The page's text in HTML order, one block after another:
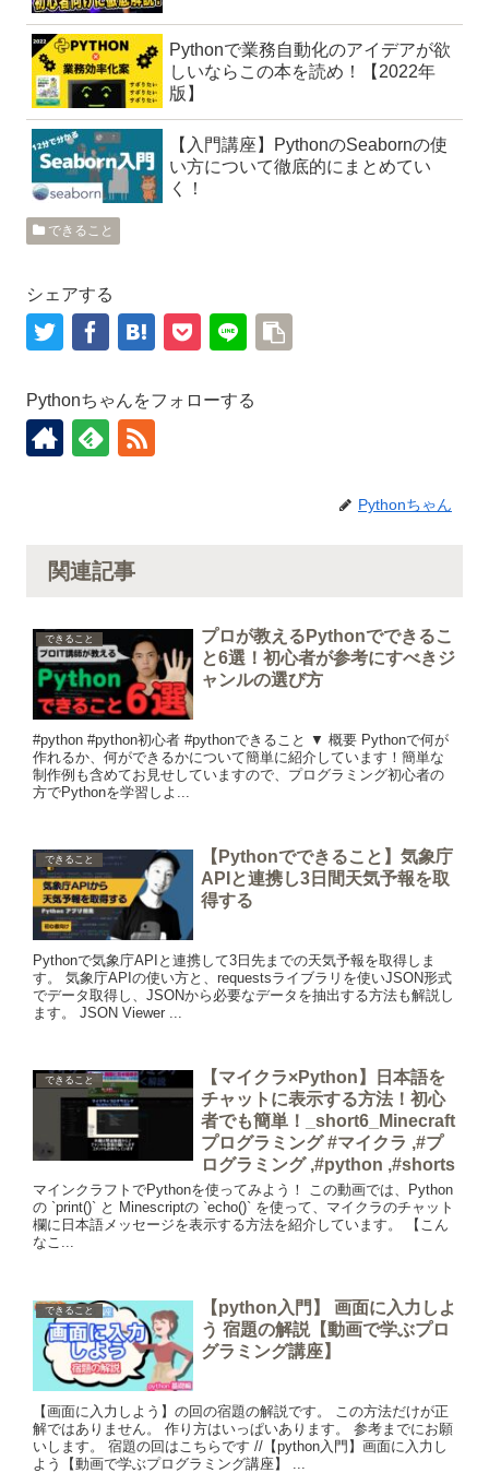
Pythonで業務自動化のアイデアが欲
しいならこの本を読め！【2022年
版】
【入門講座】PythonのSeabornの使
い方について徹底的にまとめてい
く！
できること
シェアする
Pythonちゃんをフォローする
Pythonちゃん
関連記事
できること
プロが教えるPythonでできるこ
と6選！初心者が参考にすべきジ
ャンルの選び方
#python #python初心者 #pythonできること ▼ 概要 Pythonで何が
作れるか、何ができるかについて簡単に紹介しています！簡単な
制作例も含めてお見せしていますので、プログラミング初心者の
方でPythonを学習しよ...
できること
【Pythonでできること】気象庁
APIと連携し3日間天気予報を取
得する
Pythonで気象庁APIと連携して3日先までの天気予報を取得しま
す。 気象庁APIの使い方と、requestsライブラリを使いJSON形式
でデータ取得し、JSONから必要なデータを抽出する方法も解説し
ます。 JSON Viewer ...
できること
【マイクラ×Python】日本語を
チャットに表示する方法！初心
者でも簡単！_short6_Minecraft
プログラミング #マイクラ ,#プ
ログラミング ,#python ,#shorts
マインクラフトでPythonを使ってみよう！ この動画では、Python
の `print()` と Minescriptの `echo()` を使って、マイクラのチャット
欄に日本語メッセージを表示する方法を紹介しています。 【こん
なこ...
できること
【python入門】 画面に入力しよ
う 宿題の解説【動画で学ぶプロ
グラミング講座】
【画面に入力しよう】の回の宿題の解説です。 この方法だけが正
解ではありません。 作り方はいっぱいあります。 参考までにお願
いします。 宿題の回はこちらです //【python入門】画面に入力し
よう【動画で学ぶプログラミング講座】 ...